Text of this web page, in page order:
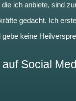
ich anbiete, sind
gedacht. Ich
gebe keine
Social